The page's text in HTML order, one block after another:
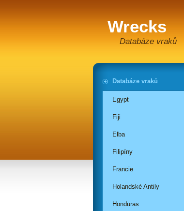
Wrecks
Databáze vraků
Databáze vraků
Egypt
Fiji
Elba
Filipíny
Francie
Holandské Antily
Honduras